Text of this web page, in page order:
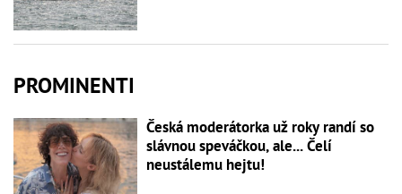
PROMINENTI
Česká moderátorka už roky randí so
slávnou speváčkou, ale... Čelí
neustálemu hejtu!